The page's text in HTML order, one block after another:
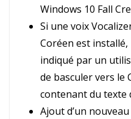
Windows 10 Fall
Si une voix
Coréen est
indiqué par un
de basculer vers le
contenant du texte
Ajout d’un